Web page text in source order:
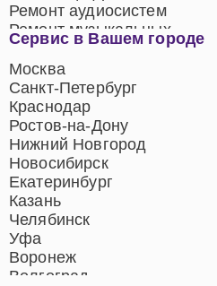
Сервис в Вашем городе
Москва
Санкт-Петербург
Краснодар
Ростов-на-Дону
Нижний Новгород
Новосибирск
Екатеринбург
Казань
Челябинск
Уфа
Воронеж
Волгоград
Ремонт аудиосистем
Ремонт музыкальных
центров
Ремонт домашних
кинотеатров
Ремонт микрофонов
Ремонт акустических
систем